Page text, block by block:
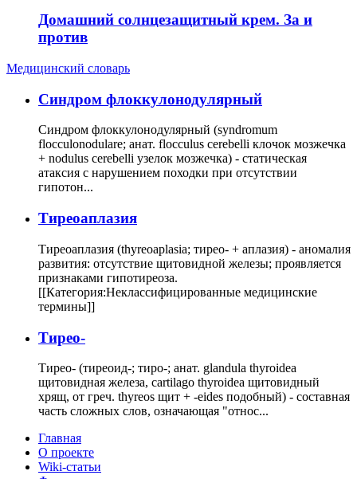
Домашний солнцезащитный крем. За и
против
Медицинский словарь
Cиндром флоккулонодулярный
Синдром флоккулонодулярный (syndromum
flocculonodulare; анат. flocculus cerebelli клочок мозжечка
+ nodulus cerebelli узелок мозжечка) - статическая
атаксия с нарушением походки при отсутствии
гипотон...
Тиреоаплазия
Тиреоаплазия (thyreoaplasia; тирео- + аплазия) - аномалия
развития: отсутствие щитовидной железы; проявляется
признаками гипотиреоза.
[[Категория:Неклассифицированные медицинские
термины]]
Тирео-
Тирео- (тиреоид-; тиро-; анат. glandula thyroidea
щитовидная железа, cartilago thyroidea щитовидный
хрящ, от греч. thyreos щит + -eides подобный) - составная
часть сложных слов, означающая "относ...
Главная
О проекте
Wiki-статьи